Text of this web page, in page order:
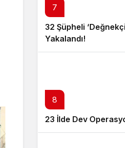
7
32 Şüpheli
Yakalandı!
8
23 İlde Dev